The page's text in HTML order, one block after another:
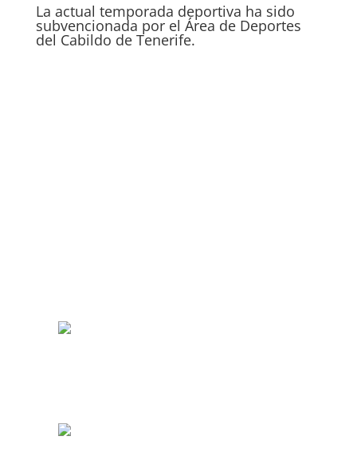
La actual temporada deportiva ha sido
subvencionada por el Área de Deportes
del Cabildo de Tenerife.